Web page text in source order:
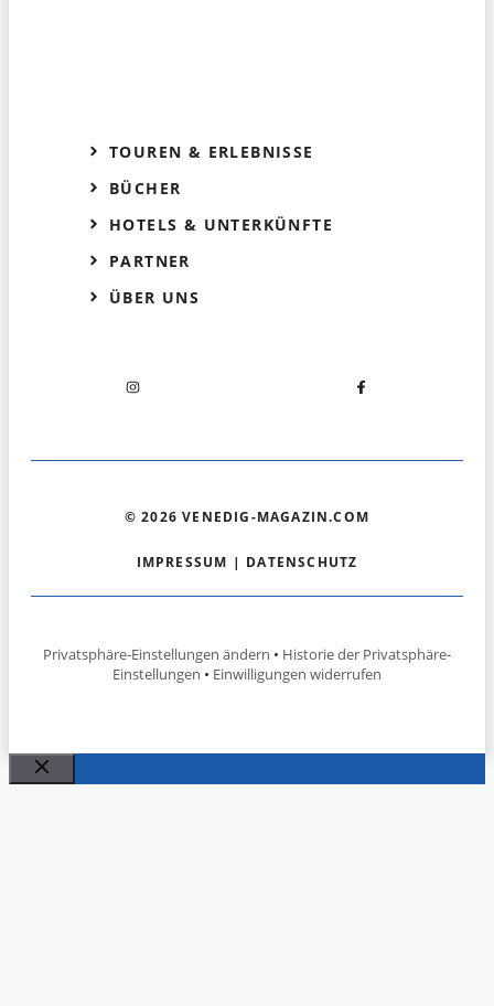
TOUREN & ERLEBNISSE
BÜCHER
HOTELS & UNTERKÜNFTE
PARTNER
ÜBER UNS
© 2026 VENEDIG-MAGAZIN.COM
IMPRESSUM | DATENSCHUTZ
Privatsphäre-Einstellungen ändern • Historie der Privatsphäre-
Einstellungen • Einwilligungen widerrufen
Schließen